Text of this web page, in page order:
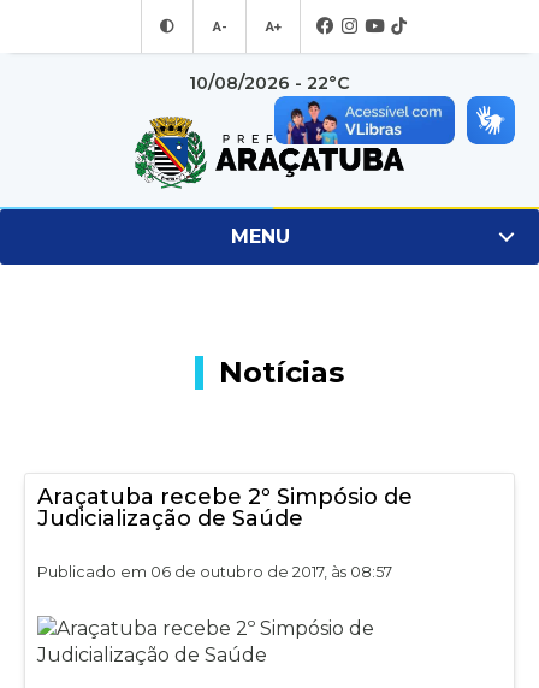
A- A+
10/08/2026 - 22°C
MENU
Notícias
Araçatuba recebe 2º Simpósio de
Judicialização de Saúde
Publicado em 06 de outubro de 2017, às 08:57